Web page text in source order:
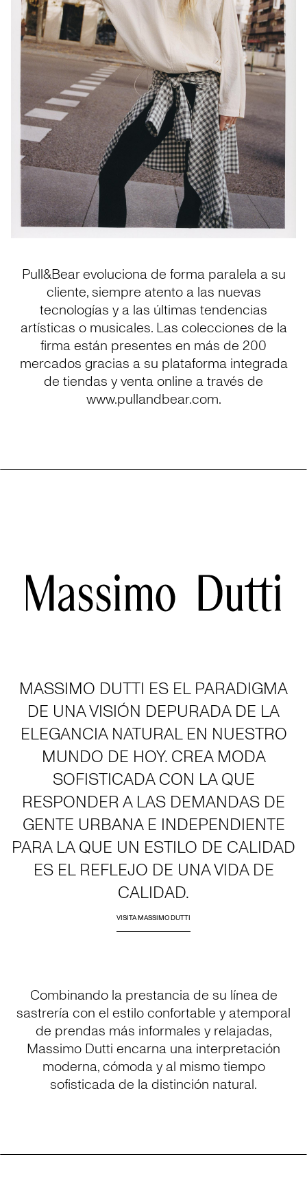
Pull&Bear evoluciona de forma paralela a su
cliente, siempre atento a las nuevas
tecnologías y a las últimas tendencias
artísticas o musicales. Las colecciones de la
firma están presentes en más de 200
mercados gracias a su plataforma integrada
de tiendas y venta online a través de
www.pullandbear.com.
MASSIMO DUTTI ES EL PARADIGMA
DE UNA VISIÓN DEPURADA DE LA
ELEGANCIA NATURAL EN NUESTRO
MUNDO DE HOY. CREA MODA
SOFISTICADA CON LA QUE
RESPONDER A LAS DEMANDAS DE
GENTE URBANA E INDEPENDIENTE
PARA LA QUE UN ESTILO DE CALIDAD
ES EL REFLEJO DE UNA VIDA DE
CALIDAD.
VISITA MASSIMO DUTTI
Combinando la prestancia de su línea de
sastrería con el estilo confortable y atemporal
de prendas más informales y relajadas,
Massimo Dutti encarna una interpretación
moderna, cómoda y al mismo tiempo
sofisticada de la distinción natural.